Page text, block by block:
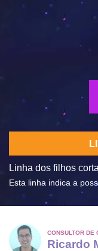
Linha dos filhos
Esta linha indica a
CONSULTOR DE
Ricardo